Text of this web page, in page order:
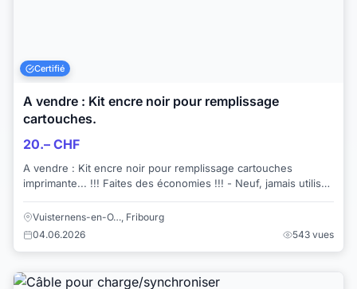
Certifié
A vendre : Kit encre noir pour remplissage
cartouches.
20.– CHF
A vendre : Kit encre noir pour remplissage cartouches
imprimante... !!! Faites des économies !!! - Neuf, jamais utilisé
Vuisternens-en-O…, Fribourg
04.06.2026
543 vues